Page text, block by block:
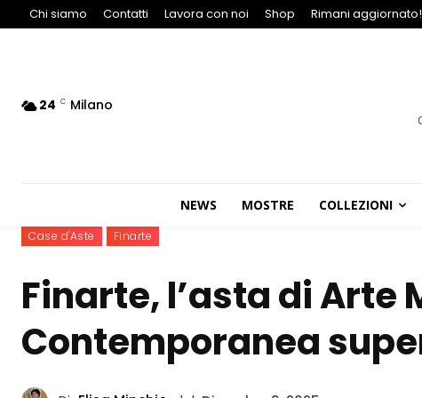
Chi siamo Contatti Lavora con noi Shop Rimani aggiornato!
24 C Milano
NEWS MOSTRE COLLEZIONI
Case d'Aste Finarte
Finarte, l’asta di Arte
Contemporanea